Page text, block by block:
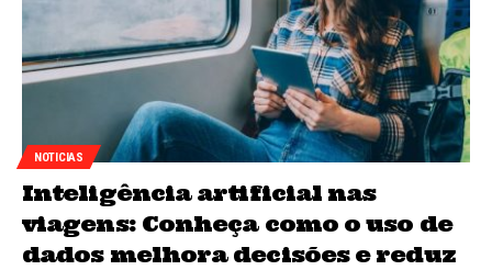
NOTICIAS
Inteligência artificial nas
viagens: Conheça como o uso de
dados melhora decisões e reduz